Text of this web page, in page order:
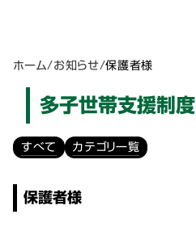
ホーム/お知らせ/保護者様
多子世帯支援制度
すべて カテゴリ一覧
保護者様